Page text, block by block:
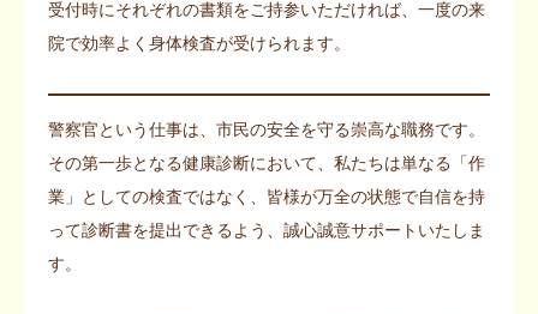
受付時にそれぞれの書類をご持参いただければ、一度の来
院で効率よく身体検査が受けられます。
警察官という仕事は、市民の安全を守る崇高な職務です。
その第一歩となる健康診断において、私たちは単なる「作
業」としての検査ではなく、皆様が万全の状態で自信を持
って診断書を提出できるよう、誠心誠意サポートいたしま
す。